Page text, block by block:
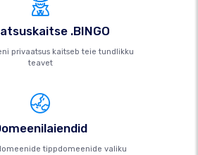
.BINGO
privaatsus kaitseb teie tundlikku
teavet
tippdomeenide valiku